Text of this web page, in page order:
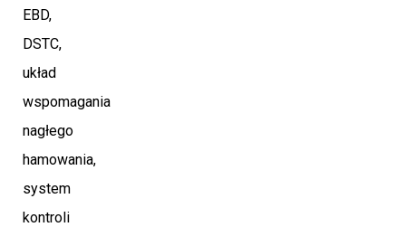
EBD,
DSTC,
układ
wspomagania
nagłego
hamowania,
system
kontroli